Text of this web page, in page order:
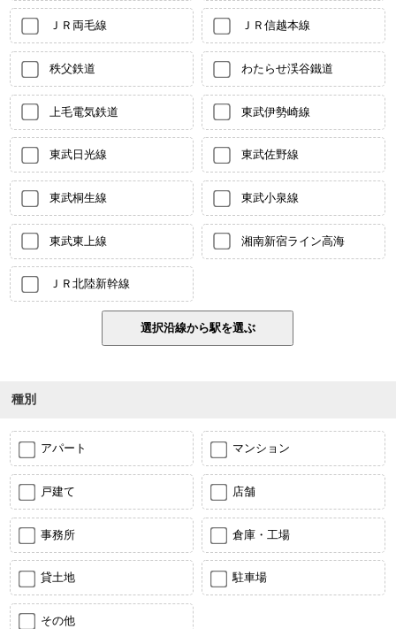
ＪＲ両毛線 ＪＲ信越本線
秩父鉄道 わたらせ渓谷鐵道
上毛電気鉄道 東武伊勢崎線
東武日光線 東武佐野線
東武桐生線 東武小泉線
東武東上線 湘南新宿ライン高海
ＪＲ北陸新幹線
種別
アパート マンション
戸建て 店舗
事務所 倉庫・工場
貸土地 駐車場
その他